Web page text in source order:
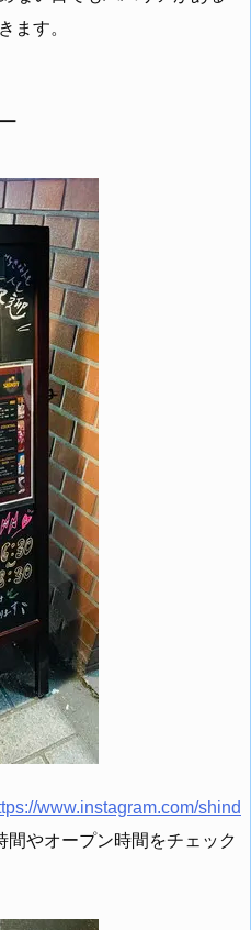
ます。
www.instagram.com/shind
間やオープン時間をチェック